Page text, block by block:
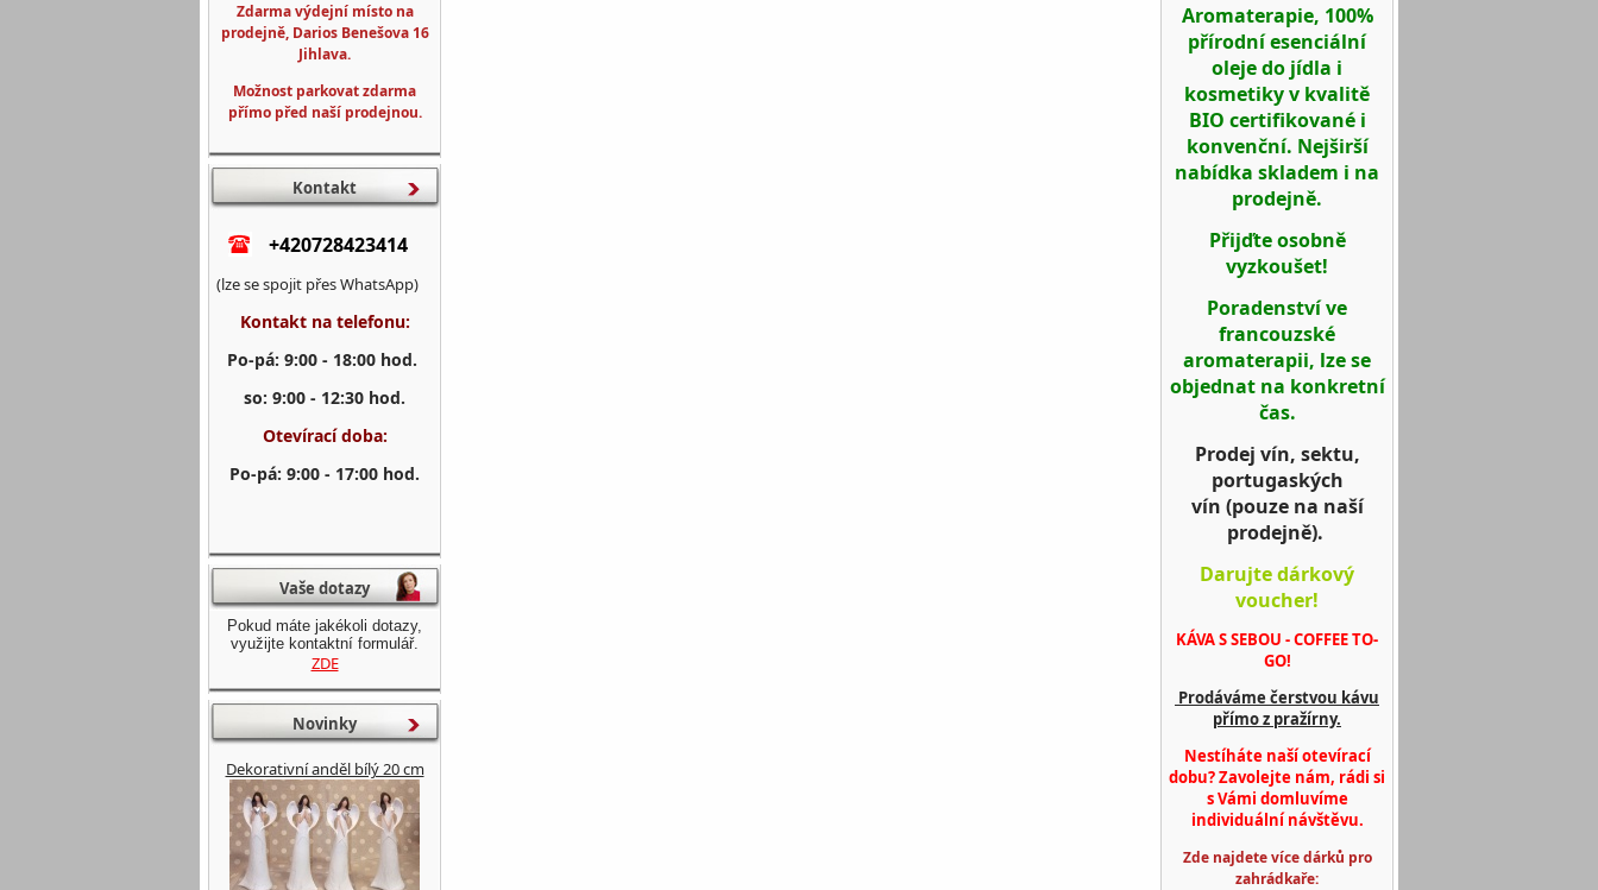
Zdarma výdejní místo na
prodejně, Darios Benešova 16
Jihlava.
Možnost parkovat zdarma
přímo před naší prodejnou.
Kontakt
+420728423414
(lze se spojit přes WhatsApp)
Kontakt na telefonu:
Po-pá: 9:00 - 18:00 hod.
so: 9:00 - 12:30 hod.
Otevírací doba:
Po-pá: 9:00 - 17:00 hod.
Vaše dotazy
Pokud máte jakékoli dotazy,
využijte kontaktní formulář.
ZDE
Novinky
Dekorativní anděl bílý 20 cm
Aromaterapie, 100%
přírodní esenciální
oleje do jídla i
kosmetiky v kvalitě
BIO certifikované i
konvenční. Nejširší
nabídka skladem i na
prodejně.
Přijďte osobně
vyzkoušet!
Poradenství ve
francouzské
aromaterapii, lze se
objednat na konkretní
čas.
Prodej vín, sektu,
portugaských
vín (pouze na naší
prodejně).
Darujte dárkový
voucher!
KÁVA S SEBOU - COFFEE TO-
GO!
Prodáváme čerstvou kávu
přímo z pražírny.
Nestíháte naší otevírací
dobu? Zavolejte nám, rádi si
s Vámi domluvíme
individuální návštěvu.
Zde najdete více dárků pro
zahrádkaře: